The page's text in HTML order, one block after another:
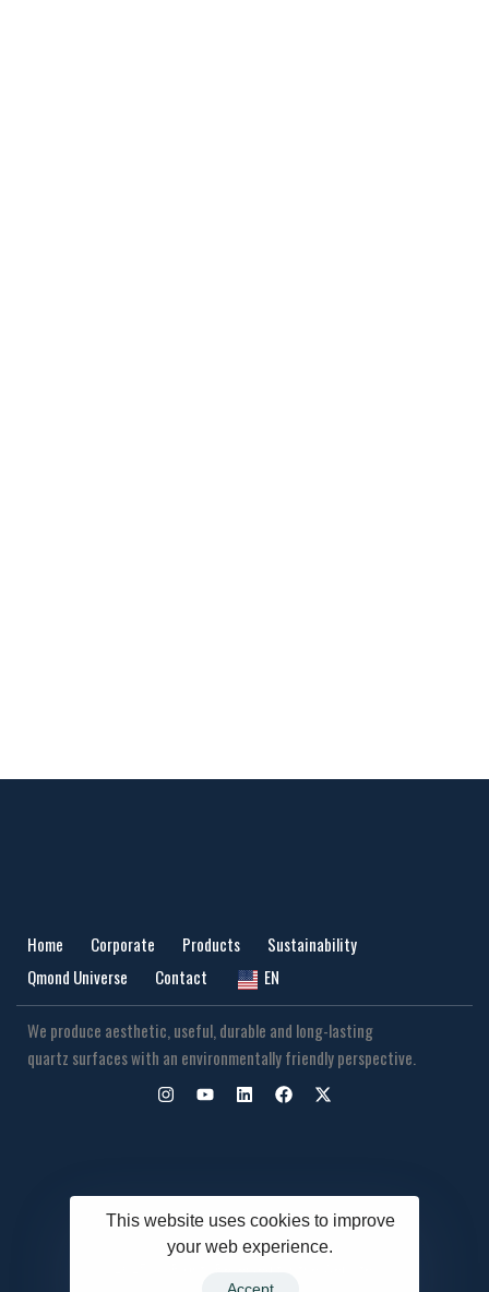
Home Corporate Products
Sustainability
Qmond Universe
Contact EN
We produce aesthetic, useful, durable and long-lasting
quartz surfaces with an environmentally friendly perspective.
This website uses cookies to improve
your web experience.